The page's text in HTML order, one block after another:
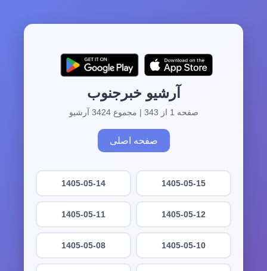
آرشیو خبرجنوب
صفحه 1 از 343 | مجموع 3424 آرشیو
صفحه اصلی
1405-05-15
1405-05-14
1405-05-12
1405-05-11
1405-05-10
1405-05-08